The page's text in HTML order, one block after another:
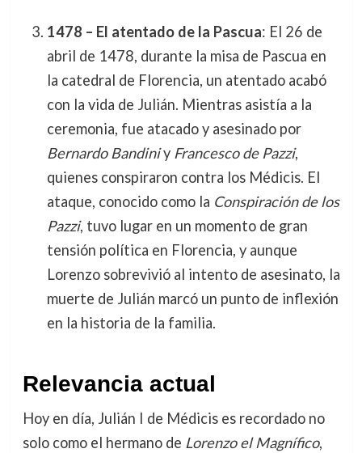
1478 – El atentado de la Pascua: El 26 de
abril de 1478, durante la misa de Pascua en
la catedral de Florencia, un atentado acabó
con la vida de Julián. Mientras asistía a la
ceremonia, fue atacado y asesinado por
Bernardo Bandiniy Francesco de Pazzi,
quienes conspiraron contra los Médicis. El
ataque, conocido como la Conspiración de los
Pazzi, tuvo lugar en un momento de gran
tensión política en Florencia, y aunque
Lorenzo sobrevivió al intento de asesinato, la
muerte de Julián marcó un punto de inflexión
en la historia de la familia.
Relevancia actual
Hoy en día, Julián I de Médicis es recordado no
solo como el hermano de Lorenzo el Magnífico,